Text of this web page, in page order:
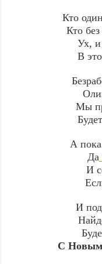
Кто
Кто
Ух,
В
Мы
А
Да
И
И
С Новым